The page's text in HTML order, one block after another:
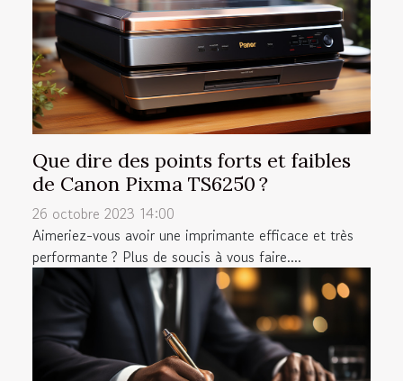
Que dire des points forts et faibles
de Canon Pixma TS6250 ?
26 octobre 2023 14:00
Aimeriez-vous avoir une imprimante efficace et très
performante ? Plus de soucis à vous faire....